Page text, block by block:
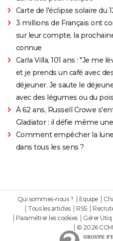
Carte de l'éclipse solaire du
3 millions de Français ont
sur leur compte, la
connue
Carla Villa, 101 ans : "Je me
et je prends un café avec
déjeuner. Je saute le
avec des légumes ou du
À 62 ans, Russell Crowe
Gladiator : il défie même
Comment empêcher la
dans tous les sens ?
Qui sommes-nous ? Equipe
Tous les articles
RSS
Paramétrer les cookies
Gérer Utiq
© 2026